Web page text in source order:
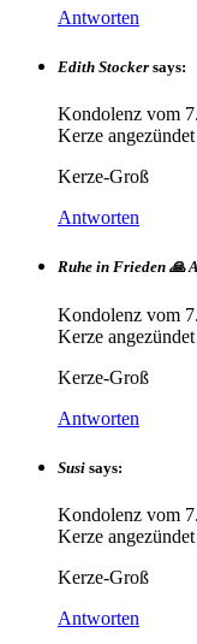
Antworten
Edith Stocker says:
Kondolenz vom
Kerze
Kerze-Groß
Antworten
Ruhe in Frieden 🙏
Kondolenz vom
Kerze
Kerze-Groß
Antworten
Susi says:
Kondolenz vom
Kerze
Kerze-Groß
Antworten